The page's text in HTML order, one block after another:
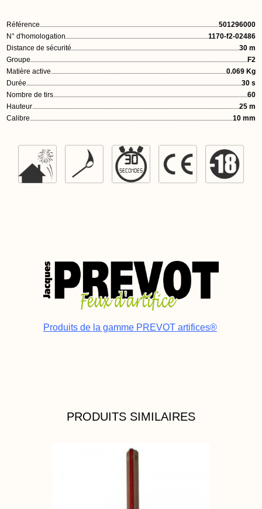
Référence
501296000
N° d'homologation
1170-f2-02486
Distance de sécurité
30 m
Groupe
F2
Matière active
0.069 Kg
Durée
30 s
Nombre de tirs
60
Hauteur
25 m
Calibre
10 mm
30
SECONDES
Produits de la gamme PREVOT artifices®
PRODUITS SIMILAIRES